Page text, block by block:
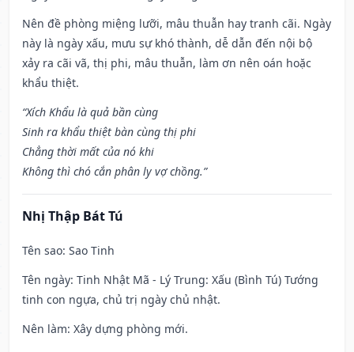
Nên đề phòng miệng lưỡi, mâu thuẫn hay tranh cãi. Ngày
này là ngày xấu, mưu sự khó thành, dễ dẫn đến nội bộ
xảy ra cãi vã, thị phi, mâu thuẫn, làm ơn nên oán hoặc
khẩu thiệt.
“Xích Khẩu là quả bần cùng
Sinh ra khẩu thiệt bàn cùng thị phi
Chẳng thời mất của nó khi
Không thì chó cắn phân ly vợ chồng.”
Nhị Thập Bát Tú
Tên sao: Sao Tinh
Tên ngày: Tinh Nhật Mã - Lý Trung: Xấu (Bình Tú) Tướng
tinh con ngựa, chủ trị ngày chủ nhật.
Nên làm: Xây dựng phòng mới.